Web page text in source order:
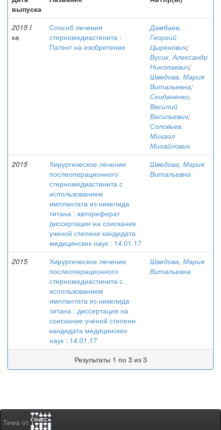
выпуска
2015 I
кв.
Способ лечения
стерномедиастенита :
Патент на изобретение
Дамбаев,
Георгий
Цыренович;
Вусик, Александр
Николаевич;
Шведова, Мария
Витальевна;
Скиданенко,
Василий
Васильевич;
Соловьев,
Михаил
Михайлович
2015
Хирургическое лечение
послеоперационного
стерномедиастинита с
использованием
имплантата из никелида
титана : автореферат
диссертации на соискание
ученой степени кандидата
медицинских наук : 14.01.17
Шведова, Мария
Витальевна
2015
Хирургическое лечение
послеоперационного
стерномедиастинита с
использованием
имплантата из никелида
титана : диссертация на
соискание ученой степени
кандидата медицинских
наук : 14.01.17
Шведова, Мария
Витальевна
Результаты 1 по 3 из 3
Тема от